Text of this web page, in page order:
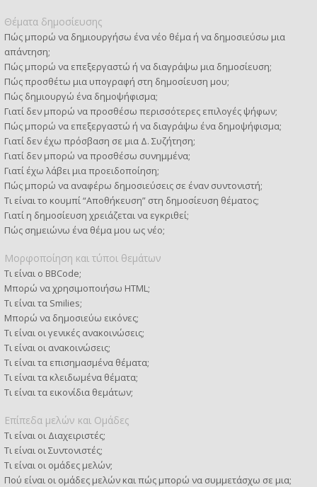
Θέματα δημοσίευσης
Πώς μπορώ να δημιουργήσω ένα νέο θέμα ή να δημοσιεύσω μια
απάντηση;
Πώς μπορώ να επεξεργαστώ ή να διαγράψω μια δημοσίευση;
Πώς προσθέτω μια υπογραφή στη δημοσίευση μου;
Πώς δημιουργώ ένα δημοψήφισμα;
Γιατί δεν μπορώ να προσθέσω περισσότερες επιλογές ψήφων;
Πώς μπορώ να επεξεργαστώ ή να διαγράψω ένα δημοψήφισμα;
Γιατί δεν έχω πρόσβαση σε μια Δ. Συζήτηση;
Γιατί δεν μπορώ να προσθέσω συνημμένα;
Γιατί έχω λάβει μια προειδοποίηση;
Πώς μπορώ να αναφέρω δημοσιεύσεις σε έναν συντονιστή;
Τι είναι το κουμπί “Αποθήκευση” στη δημοσίευση θέματος;
Γιατί η δημοσίευση χρειάζεται να εγκριθεί;
Πώς σημειώνω ένα θέμα μου ως νέο;
Μορφοποίηση και τύποι θεμάτων
Τι είναι ο BBCode;
Μπορώ να χρησιμοποιήσω HTML;
Τι είναι τα Smilies;
Μπορώ να δημοσιεύω εικόνες;
Τι είναι οι γενικές ανακοινώσεις;
Τι είναι οι ανακοινώσεις;
Τι είναι τα επισημασμένα θέματα;
Τι είναι τα κλειδωμένα θέματα;
Τι είναι τα εικονίδια θεμάτων;
Επίπεδα μελών και Ομάδες
Τι είναι οι Διαχειριστές;
Τι είναι οι Συντονιστές;
Τι είναι οι ομάδες μελών;
Πού είναι οι ομάδες μελών και πώς μπορώ να συμμετάσχω σε μια;